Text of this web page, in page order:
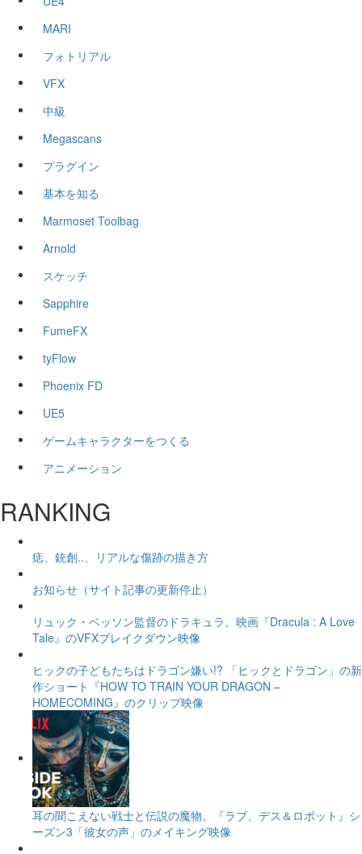
MARI
フォトリアル
VFX
中級
Megascans
プラグイン
基本を知る
Marmoset Toolbag
Arnold
スケッチ
Sapphire
FumeFX
tyFlow
Phoenix FD
UE5
ゲームキャラクターをつくる
アニメーション
RANKING
痣、銃創..、リアルな傷跡の描き方
お知らせ（サイト記事の更新停止）
リュック・ベッソン監督のドラキュラ。映画『Dracula : A Love
Tale』のVFXブレイクダウン映像
ヒックの子どもたちはドラゴン嫌い!? 「ヒックとドラゴン」の新
作ショート『HOW TO TRAIN YOUR DRAGON –
HOMECOMING』のクリップ映像
耳の聞こえない戦士と伝説の魔物。『ラブ、デス＆ロボット』シ
ーズン3「彼女の声」のメイキング映像